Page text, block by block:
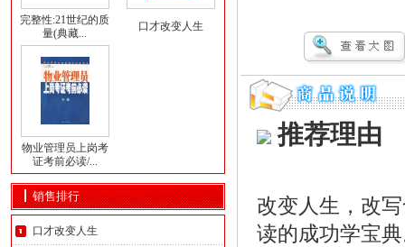
完整性:21世纪的质
量(典藏...
口才改变人生
物业管理员上岗考
证考前必读/...
销售排行
口才改变人生
推荐理由
改变人生，改
读的成功学宝